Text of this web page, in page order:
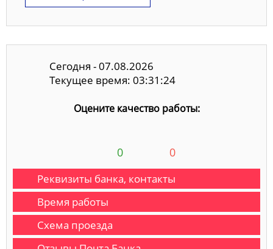
Сегодня - 07.08.2026
Текущее время: 03:31:25
Оцените качество работы:
0 0
Реквизиты банка, контакты
Время работы
Схема проезда